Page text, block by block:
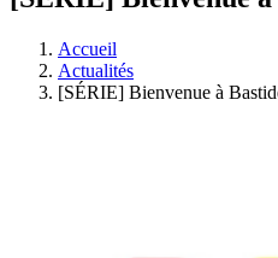
Accueil
Actualités
[SÉRIE] Bienvenue à